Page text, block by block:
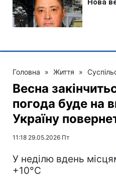
Головна » Життя »
Весна
погода буде на
Україну
11:18 29.05.2026 Пт
У неділю вдень
+10°С